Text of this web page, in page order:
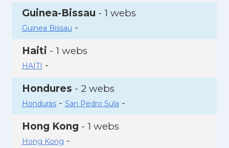
Guinea-Bissau - 1 webs
Guinea Bissau -
Haiti - 1 webs
HAITI -
Hondures - 2 webs
Honduras- San Pedro Sula -
Hong Kong - 1 webs
Hong Kong -